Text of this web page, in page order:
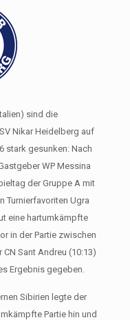
sind die
Nikar Heidelberg auf
stark gesunken: Nach
WP Messina
der Gruppe A mit
Turnierfavoriten Ugra
eine hartumkämpfte
in der Partie zwischen
Sant Andreu (10:13)
Ergebnis gegeben.
Sibirien legte der
Partie hin und